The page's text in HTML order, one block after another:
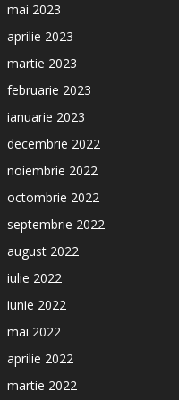
mai 2023
aprilie 2023
martie 2023
februarie 2023
ianuarie 2023
decembrie 2022
noiembrie 2022
octombrie 2022
septembrie 2022
august 2022
iulie 2022
iunie 2022
mai 2022
aprilie 2022
martie 2022